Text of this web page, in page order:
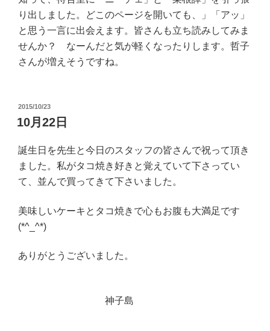
り出しました。どこのページを開いても、」「アッ」
と思う一言に出会えます。皆さんも立ち読みしてみま
せんか？ なーんだと気が軽くなったりします。哲子
さんが増えそうですね。
投
稿
日:
2015/10/23
10月22日
誕生日を先生と今日のスタッフの皆さんで祝って頂き
ました。私がタコ焼き好きと覚えていて下さってい
て、並んで買ってきて下さいました。
美味しいケーキとタコ焼きで心もお腹も大満足です
(*^_^*)
ありがとうございました。
神子島